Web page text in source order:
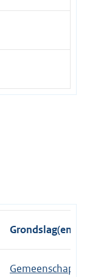
Grondslag(en)
Gemeenschap